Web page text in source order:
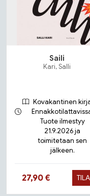
Saili
Kari, Salli
Kovakantinen
Tuote ilmestyy
21.9.2026 ja
toimitetaan sen
jälkeen.
Hinta nyt
27,90 €